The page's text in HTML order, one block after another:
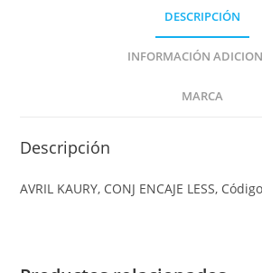
DESCRIPCIÓN
INFORMACIÓN
MARCA
Descripción
AVRIL KAURY, CONJ ENCAJE LESS,